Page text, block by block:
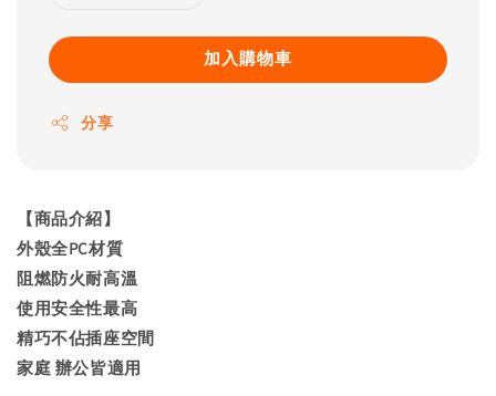
加入購物車
分享
【商品介紹】
外殼全PC材質
阻燃防火耐高溫
使用安全性最高
精巧不佔插座空間
家庭 辦公皆適用